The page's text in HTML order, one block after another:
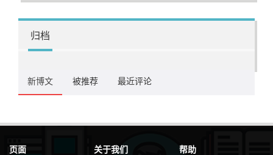
归档
新博文 被推荐 最近评论
页面 关于我们 帮助